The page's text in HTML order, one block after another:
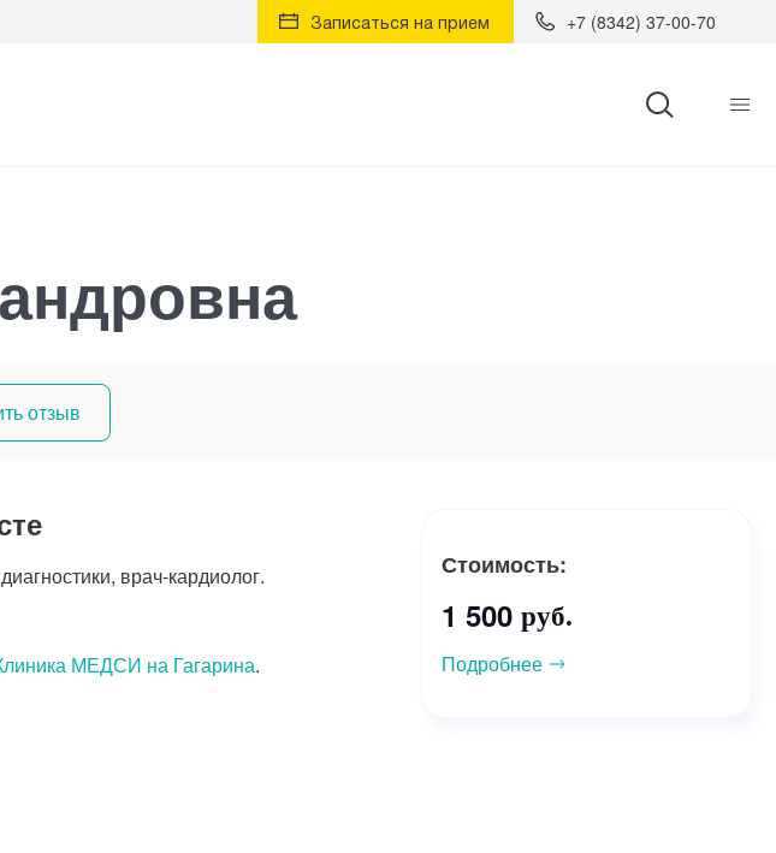
Записаться на прием +7 (8342) 37-00-70
отзыв
врач-кардиолог.
МЕДСИ на Гагарина.
Стоимость:
1 500 руб.
Подробнее